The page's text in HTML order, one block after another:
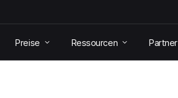
Preise Ressourcen Partner